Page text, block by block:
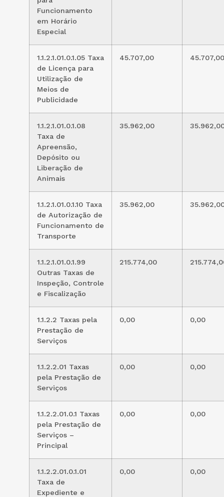
Funcionamento
em Horário
Especial
1.1.2.1.01.0.1.05 Taxa
de Licença para
Utilização de
Meios de
Publicidade
45.707,00 45.707,00
1.1.2.1.01.0.1.08
Taxa de
Apreensão,
Depósito ou
Liberação de
Animais
35.962,00
1.1.2.1.01.0.1.10 Taxa
de Autorização de
Funcionamento de
Transporte
35.962,00
1.1.2.1.01.0.1.99
Outras Taxas de
Inspeção, Controle
e Fiscalização
215.774,00
1.1.2.2 Taxas pela
Prestação de
Serviços
0,00 0,00
1.1.2.2.01 Taxas
pela Prestação de
Serviços
0,00 0,00
1.1.2.2.01.0.1 Taxas
pela Prestação de
Serviços –
Principal
0,00 0,00
1.1.2.2.01.0.1.01
Taxa de
Expediente e
0,00 0,00